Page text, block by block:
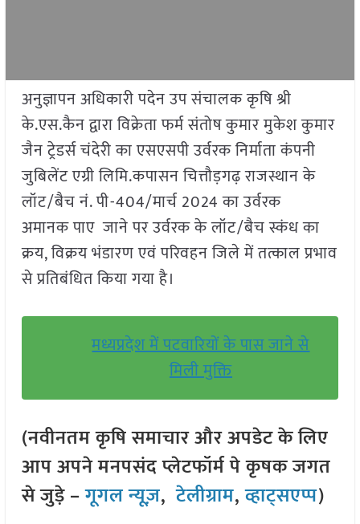
अनुज्ञापन अधिकारी पदेन उप संचालक कृषि श्री
के.एस.कैन द्वारा विक्रेता फर्म संतोष कुमार मुकेश कुमार
जैन ट्रेडर्स चंदेरी का एसएसपी उर्वरक निर्माता कंपनी
जुबिलेंट एग्री लिमि.कपासन चित्तौड़गढ़ राजस्थान के
लॉट/बैच नं. पी-404/मार्च 2024 का उर्वरक
अमानक पाए जाने पर उर्वरक के लॉट/बैच स्कंध का
क्रय, विक्रय भंडारण एवं परिवहन जिले में तत्काल प्रभाव
से प्रतिबंधित किया गया है।
मध्यप्रदेश में पटवारियों के पास जाने से
मिली मुक्ति
(नवीनतम कृषि समाचार और अपडेट के लिए
आप अपने मनपसंद प्लेटफॉर्म पे कृषक जगत
से जुड़े –गूगल न्यूज़,टेलीग्राम,व्हाट्सएप्प)